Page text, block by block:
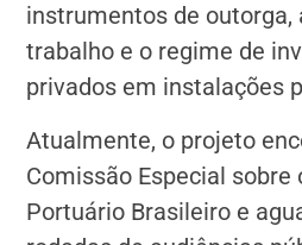
instrumentos de outorga,
trabalho e o regime de
privados em instalações
Atualmente, o projeto
Comissão Especial sobre
Portuário Brasileiro e